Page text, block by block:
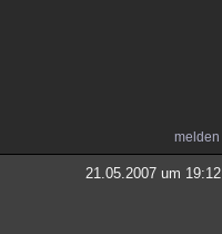
melden
21.05.2007 um 19:12